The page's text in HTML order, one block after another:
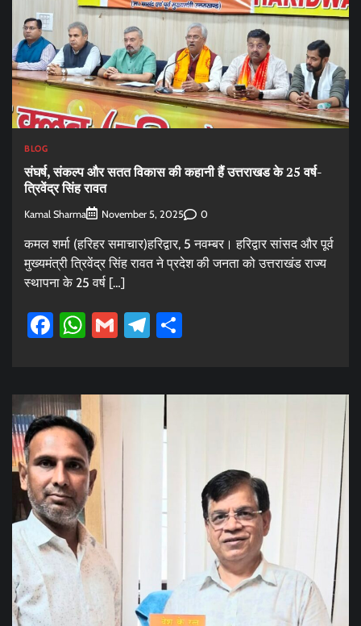
BLOG
संघर्ष, संकल्प और सतत विकास की कहानी हैं उत्तराखड के 25 वर्ष-
त्रिवेंद्र सिंह रावत
Kamal Sharma November 5, 2025 0
कमल शर्मा (हरिहर समाचार)हरिद्वार, 5 नवम्बर। हरिद्वार सांसद और पूर्व
मुख्यमंत्री त्रिवेंद्र सिंह रावत ने प्रदेश की जनता को उत्तराखंड राज्य
स्थापना के 25 वर्ष […]
Facebook
WhatsApp
GmailTelegram